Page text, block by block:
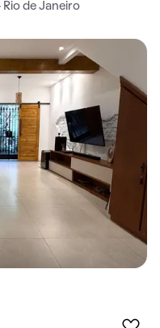
Rio de Janeiro